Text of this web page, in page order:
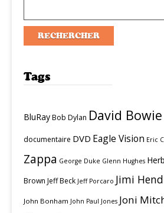
Tags
BluRayBob Dylan David Bowie
documentaire DVD Eagle Vision Eric
Zappa George Duke Glenn Hughes
Brown Jeff Beck Jeff Porcaro Jimi
John Bonham John Paul Jones Joni